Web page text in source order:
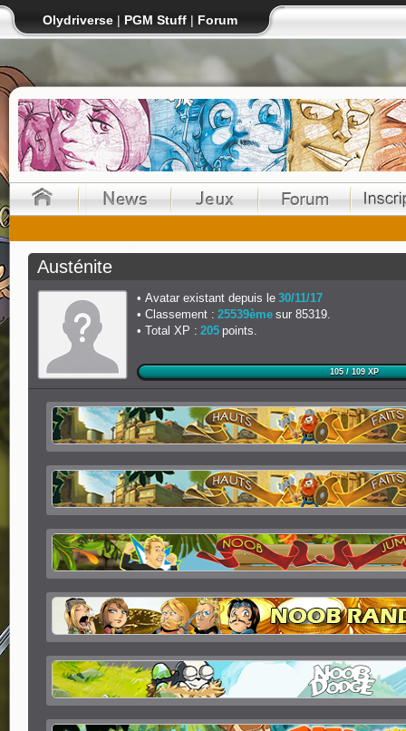
Olydriverse | PGM Stuff | Forum
Austénite
Avatar existant depuis le 30/11/17
Classement : 25539ème sur 85319.
Total XP : 205 points.
105 / 109 XP